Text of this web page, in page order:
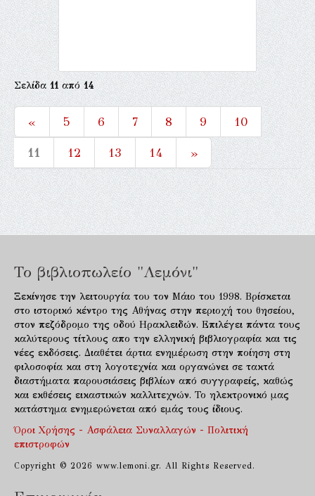
Σελίδα11από14
« 5 6 7 8 9
10
11
12 13 14 »
Το βιβλιοπωλείο "Λεμόνι"
Ξεκίνησε την λειτουργία του τον Μάιο του 1998. Βρίσκεται
στο ιστορικό κέντρο της Αθήνας στην περιοχή του θησείου,
στον πεζόδρομο της οδού Ηρακλειδών. Επιλέγει πάντα τους
καλύτερους τίτλους απο την ελληνική βιβλιογραφία και τις
νέες εκδόσεις. Διαθέτει άρτια ενημέρωση στην ποίηση στη
φιλοσοφία και στη λογοτεχνία και οργανώνει σε τακτά
διαστήματα παρουσιάσεις βιβλίων από συγγραφείς, καθώς
και εκθέσεις εικαστικών καλλιτεχνών. Το ηλεκτρονικό μας
κατάστημα ενημερώνεται από εμάς τους ίδιους.
Όροι Χρήσης - Ασφάλεια Συναλλαγών - Πολιτική
επιστροφών
Copyright © 2026 www.lemoni.gr. All Rights Reserved.